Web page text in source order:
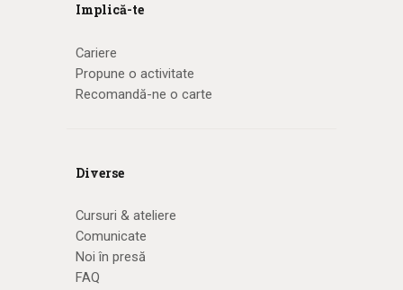
Implică-te
Cariere
Propune o activitate
Recomandă-ne o carte
Diverse
Cursuri & ateliere
Comunicate
Noi în presă
FAQ